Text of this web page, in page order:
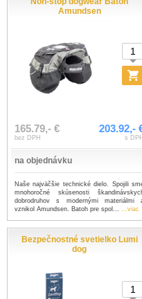
Amundsen
165.79,- €
bez DPH
203.92,-
s DPH
na objednávku
Naše najväčšie technické dielo. Spojili
mnohoročné skúsenosti
dobrodruhov s modernými materiálmi
vznikol Amundsen. Batoh pre spol... ...viac
Bezpečnostné svetielko Lumi
dog